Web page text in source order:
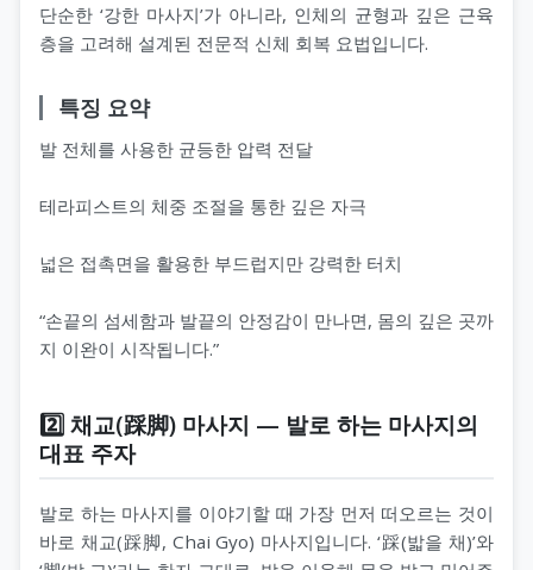
단순한 ‘강한 마사지’가 아니라, 인체의 균형과 깊은 근육
층을 고려해 설계된 전문적 신체 회복 요법입니다.
특징 요약
발 전체를 사용한 균등한 압력 전달
테라피스트의 체중 조절을 통한 깊은 자극
넓은 접촉면을 활용한 부드럽지만 강력한 터치
“손끝의 섬세함과 발끝의 안정감이 만나면, 몸의 깊은 곳까
지 이완이 시작됩니다.”
2️⃣ 채교(踩脚) 마사지 — 발로 하는 마사지의
대표 주자
발로 하는 마사지를 이야기할 때 가장 먼저 떠오르는 것이
바로 채교(踩脚, Chai Gyo) 마사지입니다. ‘踩(밟을 채)’와